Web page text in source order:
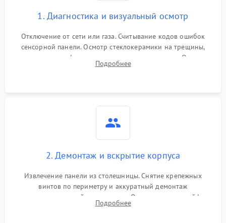
1. Диагностика и визуальный осмотр
Отключение от сети или газа. Считывание кодов ошибок
сенсорной панели. Осмотр стеклокерамики на трещины,
проверка конфорок на равномерность нагрева. Опрос
клиента о симптомах (не включается, не видит посуду,
Подробнее
2. Демонтаж и вскрытие корпуса
Извлечение панели из столешницы. Снятие крепежных
винтов по периметру и аккуратный демонтаж
стеклокерамической поверхности. Отсоединение шлейфов
сенсорного блока для доступа к силовым платам, катушкам
Подробнее